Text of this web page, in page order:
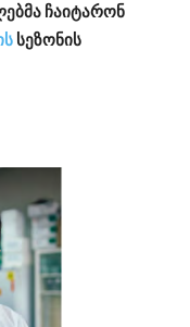
ჩაიტარონ
სეზონის